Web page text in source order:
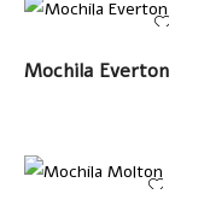
LEER MÁS
Mochila Everton